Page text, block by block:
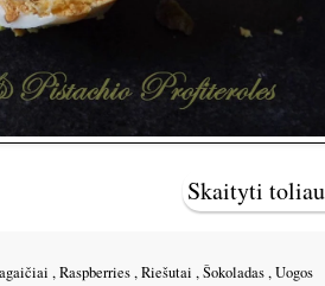
Skaityti
,Raspberries,Riešutai ,Šokoladas,Uogos